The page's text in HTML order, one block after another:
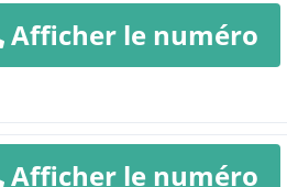
Afficher le numéro
Afficher le numéro